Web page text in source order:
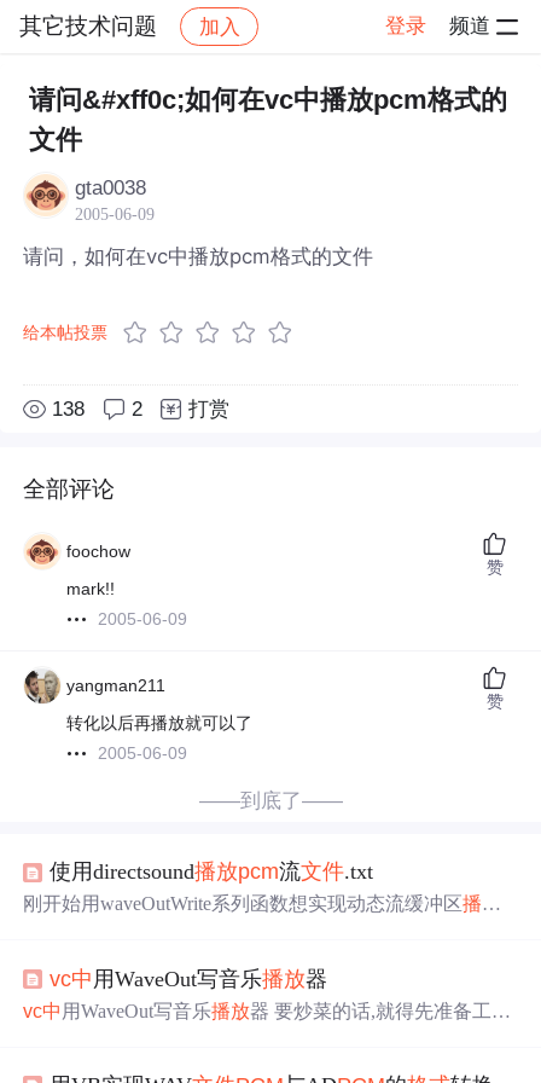
其它技术问题 加入 登录 频道
社区 其它技术问题 帖子详情
请问&#xff0c;如何在vc中播放pcm格式的
文件
gta0038
2005-06-09
请问，如何在vc中播放pcm格式的文件
给本帖投票
138 2 打赏
全部评论
foochow
mark!!
2005-06-09
赞
yangman211
转化以后再播放就可以了
2005-06-09
赞
——到底了——
使用directsound播放pcm流文件.txt
刚开始用waveOutWrite系列函数想实现动态流缓冲区播放
都没有解决，后来想可能waveOutWrite这系列的函数根本
就不能实现流缓冲播放音频。后来不得以开始转向directsou
vc中 用WaveOut写音乐播放器
vc中 用WaveOut写音乐播放器 要炒菜的话,就得先准备工具,